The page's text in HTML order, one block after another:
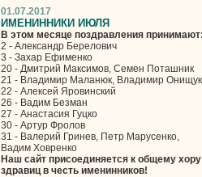
01.07.2017
ИМЕНИННИКИ ИЮЛЯ
В этом месяце поздравления принимают:
2 - Александр Берелович
3 - Захар Ефименко
20 - Дмитрий Максимов, Семен Поташник
21 - Владимир Маланюк, Владимир Онищук
22 - Алексей Яровинский
26 - Вадим Безман
27 - Анастасия Гуцко
30 - Артур Фролов
31 - Валерий Гринев, Петр Марусенко,
Вадим Ховренко
Наш сайт присоединяется к общему хору
здравиц в честь именинников!